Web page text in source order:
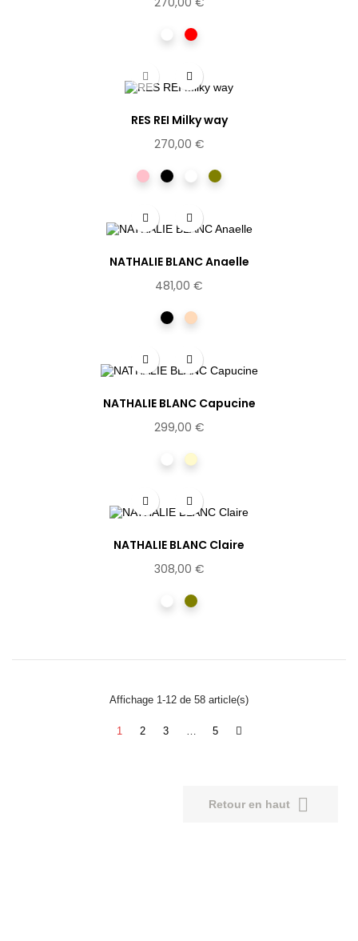
CristalRouge
RES REI Milky way
270,00 €
Rose Noir
EcailleVert
NATHALIE BLANC Anaelle
481,00 €
Noir
Dorée
NATHALIE BLANC Capucine
299,00 €
EcailleMiel
NATHALIE BLANC Claire
308,00 €
EcailleVert
Affichage 1-12 de 58 article(s)
1 2 3 5
Retour en haut 